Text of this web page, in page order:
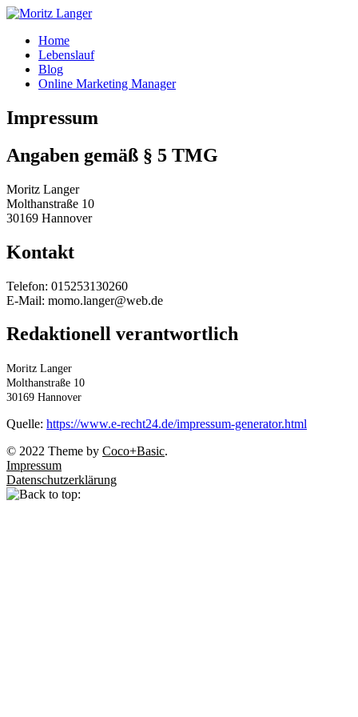
Home
Lebenslauf
Blog
Online Marketing Manager
Impressum
Angaben gemäß § 5 TMG
Moritz Langer
Molthanstraße 10
30169 Hannover
Kontakt
Telefon: 015253130260
E-Mail: momo.langer@web.de
Redaktionell verantwortlich
Moritz Langer
Molthanstraße 10
30169 Hannover
Quelle: https://www.e-recht24.de/impressum-generator.html
© 2022 Theme by Coco+Basic.
Impressum
Datenschutzerklärung